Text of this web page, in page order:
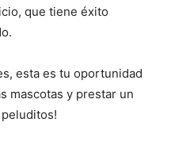
que tiene éxito
esta es tu oportunidad
mascotas y prestar un